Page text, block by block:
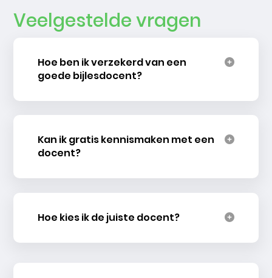
Veelgestelde vragen
Hoe ben ik verzekerd van een
goede bijlesdocent?
Kan ik gratis kennismaken met een
docent?
Hoe kies ik de juiste docent?